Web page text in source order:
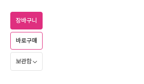
장바구니
바로구매
보관함